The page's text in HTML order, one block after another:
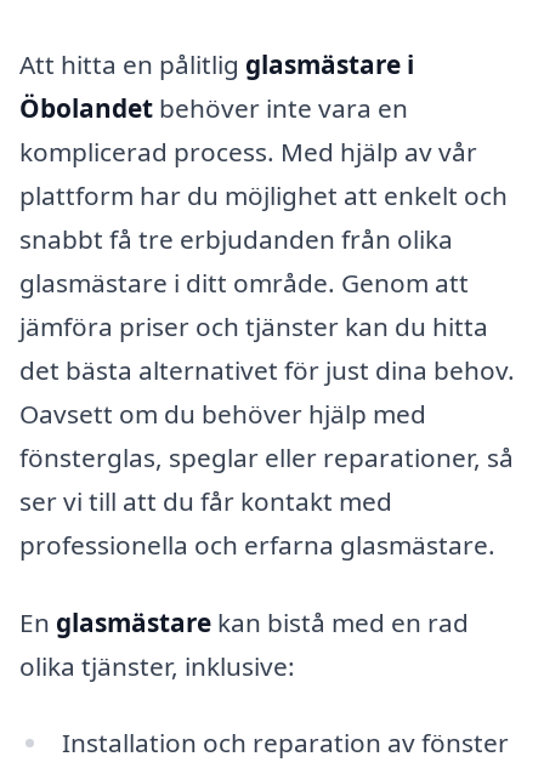
Att hitta en pålitlig glasmästare i
Öbolandet behöver inte vara en
komplicerad process. Med hjälp av vår
plattform har du möjlighet att enkelt och
snabbt få tre erbjudanden från olika
glasmästare i ditt område. Genom att
jämföra priser och tjänster kan du hitta
det bästa alternativet för just dina behov.
Oavsett om du behöver hjälp med
fönsterglas, speglar eller reparationer, så
ser vi till att du får kontakt med
professionella och erfarna glasmästare.
En glasmästare kan bistå med en rad
olika tjänster, inklusive:
Installation och reparation av fönster